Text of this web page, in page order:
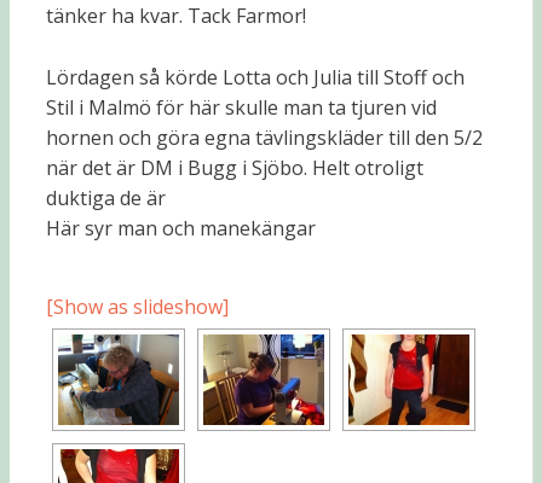
tänker ha kvar. Tack Farmor!
Lördagen så körde Lotta och Julia till Stoff och
Stil i Malmö för här skulle man ta tjuren vid
hornen och göra egna tävlingskläder till den 5/2
när det är DM i Bugg i Sjöbo. Helt otroligt
duktiga de är
Här syr man och manekängar
[Show as slideshow]